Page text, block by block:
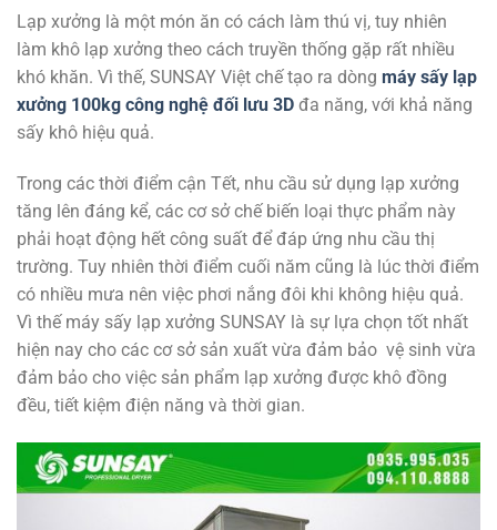
Lạp xưởng là một món ăn có cách làm thú vị, tuy nhiên
làm khô lạp xưởng theo cách truyền thống gặp rất nhiều
khó khăn. Vì thế, SUNSAY Việt chế tạo ra dòng máy sấy lạp
xưởng 100kg công nghệ đối lưu 3D đa năng, với khả năng
sấy khô hiệu quả.
Trong các thời điểm cận Tết, nhu cầu sử dụng lạp xưởng
tăng lên đáng kể, các cơ sở chế biến loại thực phẩm này
phải hoạt động hết công suất để đáp ứng nhu cầu thị
trường. Tuy nhiên thời điểm cuối năm cũng là lúc thời điểm
có nhiều mưa nên việc phơi nắng đôi khi không hiệu quả.
Vì thế máy sấy lạp xưởng SUNSAY là sự lựa chọn tốt nhất
hiện nay cho các cơ sở sản xuất vừa đảm bảo vệ sinh vừa
đảm bảo cho việc sản phẩm lạp xưởng được khô đồng
đều, tiết kiệm điện năng và thời gian.